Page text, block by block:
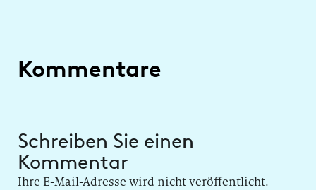
Kommentare
Schreiben Sie einen
Kommentar
Ihre E-Mail-Adresse wird nicht veröffentlicht.